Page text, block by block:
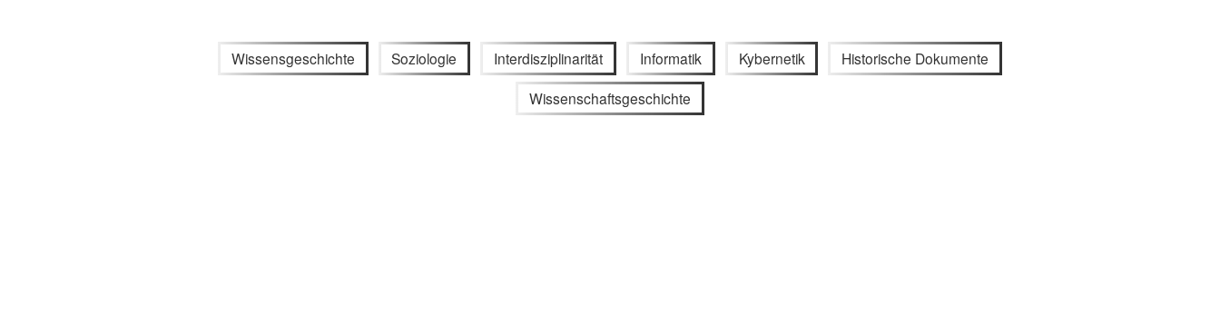
Wissensgeschichte Soziologie Interdisziplinarität Informatik Kybernetik Historische Dokumente
Wissenschaftsgeschichte